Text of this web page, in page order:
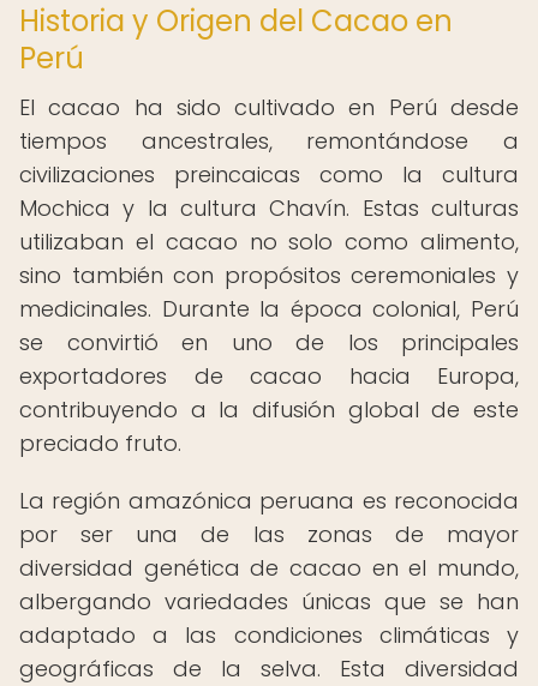
Historia y Origen del Cacao en
Perú
El cacao ha sido cultivado en Perú desde
tiempos ancestrales, remontándose a
civilizaciones preincaicas como la cultura
Mochica y la cultura Chavín. Estas culturas
utilizaban el cacao no solo como alimento,
sino también con propósitos ceremoniales y
medicinales. Durante la época colonial, Perú
se convirtió en uno de los principales
exportadores de cacao hacia Europa,
contribuyendo a la difusión global de este
preciado fruto.
La región amazónica peruana es reconocida
por ser una de las zonas de mayor
diversidad genética de cacao en el mundo,
albergando variedades únicas que se han
adaptado a las condiciones climáticas y
geográficas de la selva. Esta diversidad